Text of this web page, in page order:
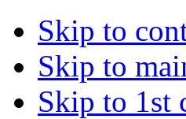
Skip to
Skip to
Skip to 1st